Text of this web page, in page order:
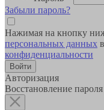
Забыли пароль?
Нажимая на кнопку
персональных данных
конфиденциальности
Авторизация
Восстановление пароля